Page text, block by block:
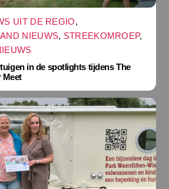
UIT DE REGIO,
NIEUWS, STREEKOMROEP,
in de spotlights tijdens The
Meet